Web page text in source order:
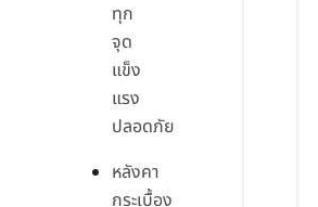
ทุก
จุด
แข็ง
แรง
ปลอดภัย
หลังคา
กระเบื้อง